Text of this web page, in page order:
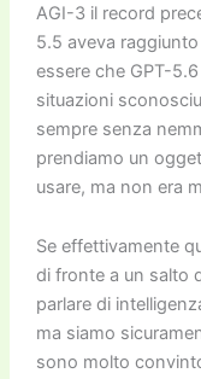
AGI-3 il record
5.5 aveva
essere che GPT-
situazioni
sempre senza
prendiamo un
usare, ma non era
Se effettivamente
di fronte a un salto
parlare di
ma siamo
sono molto